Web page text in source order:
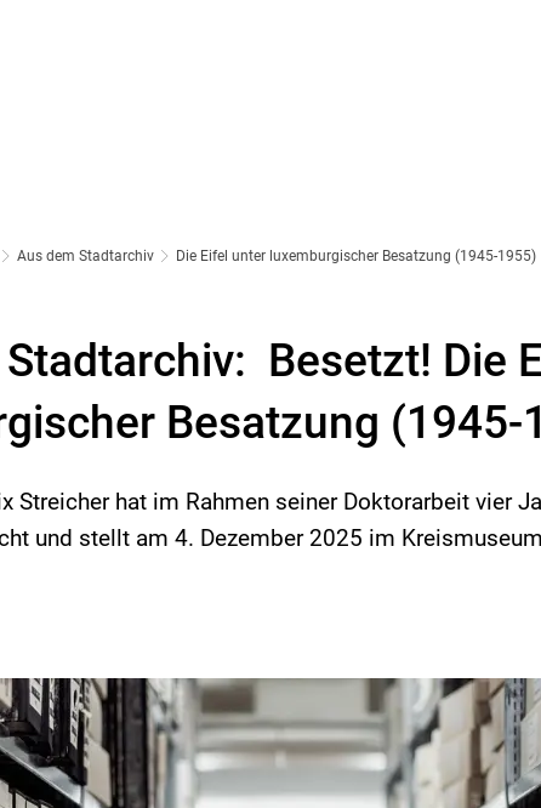
Aus dem Stadtarchiv Die Eifel unter luxemburgischer Besatzung (1945-1955)
Besetzt! Die
Besatzung (1945-
Streicher hat im Rahmen seiner Doktorarbeit vier
und stellt am 4. Dezember 2025 im